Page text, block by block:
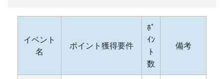
イベント
名
ポイント獲得要件
ﾎﾟ
ｲﾝ
ﾄ
数
備考